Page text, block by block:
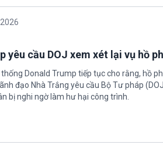
yêu cầu DOJ xem xét lại vụ hồ
Donald Trump tiếp tục cho rằng, hồ
đạo Nhà Trắng yêu cầu Bộ Tư pháp
bị nghi ngờ làm hư hại công trình.